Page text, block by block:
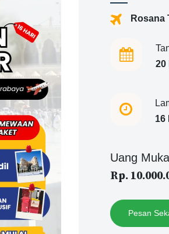
Rosana
20
16
Uang Muka
Rp.
Pesan